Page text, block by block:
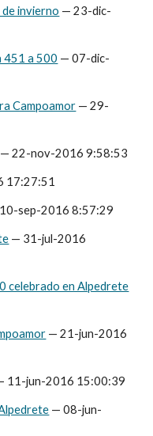
de invierno — 23-dic-
451 a 500 — 07-dic-
Campoamor — 29-
— 22-nov-2016 9:58:53
17:27:51
sep-2016 8:57:29
— 31-jul-2016
celebrado en Alpedrete
— 21-jun-2016
11-jun-2016 15:00:39
— 08-jun-